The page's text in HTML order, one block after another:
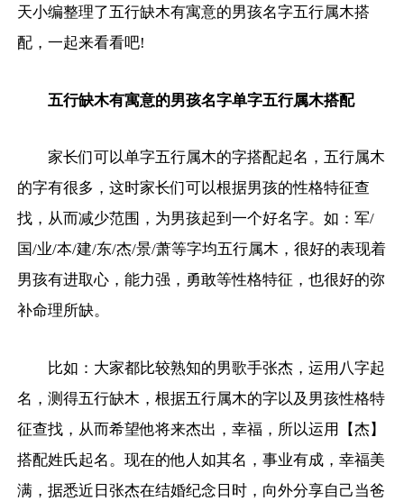
天小编整理了五行缺木有寓意的男孩名字五行属木搭
配，一起来看看吧!
五行缺木有寓意的男孩名字单字五行属木搭配
家长们可以单字五行属木的字搭配起名，五行属木
的字有很多，这时家长们可以根据男孩的性格特征查
找，从而减少范围，为男孩起到一个好名字。如：军/
国/业/本/建/东/杰/景/萧等字均五行属木，很好的表现着
男孩有进取心，能力强，勇敢等性格特征，也很好的弥
补命理所缺。
比如：大家都比较熟知的男歌手张杰，运用八字起
名，测得五行缺木，根据五行属木的字以及男孩性格特
征查找，从而希望他将来杰出，幸福，所以运用【杰】
搭配姓氏起名。现在的他人如其名，事业有成，幸福美
满，据悉近日张杰在结婚纪念日时，向外分享自己当爸